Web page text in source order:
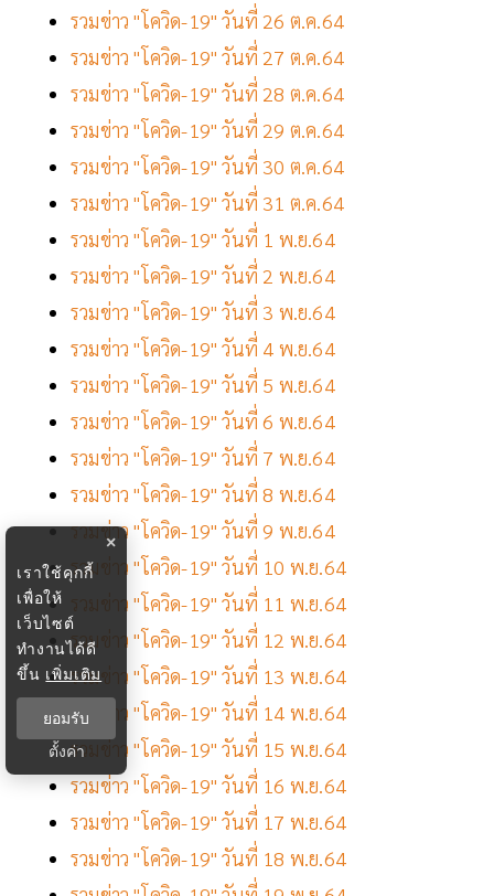
รวมข่าว "โควิด-19" วันที่ 26 ต.ค.64
รวมข่าว "โควิด-19" วันที่ 27 ต.ค.64
รวมข่าว "โควิด-19" วันที่ 28 ต.ค.64
รวมข่าว "โควิด-19" วันที่ 29 ต.ค.64
รวมข่าว "โควิด-19" วันที่ 30 ต.ค.64
รวมข่าว "โควิด-19" วันที่ 31 ต.ค.64
รวมข่าว "โควิด-19" วันที่ 1 พ.ย.64
รวมข่าว "โควิด-19" วันที่ 2 พ.ย.64
รวมข่าว "โควิด-19" วันที่ 3 พ.ย.64
รวมข่าว "โควิด-19" วันที่ 4 พ.ย.64
รวมข่าว "โควิด-19" วันที่ 5 พ.ย.64
รวมข่าว "โควิด-19" วันที่ 6 พ.ย.64
รวมข่าว "โควิด-19" วันที่ 7 พ.ย.64
รวมข่าว "โควิด-19" วันที่ 8 พ.ย.64
รวมข่าว "โควิด-19" วันที่ 9 พ.ย.64
รวมข่าว "โควิด-19" วันที่ 10 พ.ย.64
รวมข่าว "โควิด-19" วันที่ 11 พ.ย.64
รวมข่าว "โควิด-19" วันที่ 12 พ.ย.64
รวมข่าว "โควิด-19" วันที่ 13 พ.ย.64
รวมข่าว "โควิด-19" วันที่ 14 พ.ย.64
รวมข่าว "โควิด-19" วันที่ 15 พ.ย.64
รวมข่าว "โควิด-19" วันที่ 16 พ.ย.64
รวมข่าว "โควิด-19" วันที่ 17 พ.ย.64
รวมข่าว "โควิด-19" วันที่ 18 พ.ย.64
×
เราใช้คุกกี้
เพื่อให้
เว็บไซต์
ทำงานได้ดี
ขึ้น เพิ่มเติม
ยอมรับ
ตั้งค่า